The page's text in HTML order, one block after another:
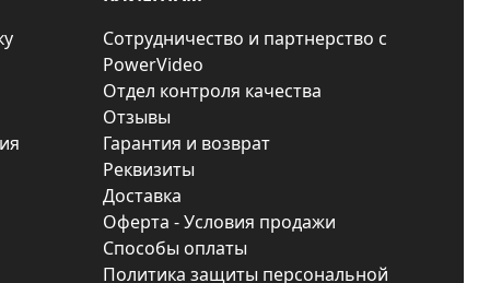
Сотрудничество и партнерство с
PowerVideo
Отдел контроля качества
Отзывы
Гарантия и возврат
Реквизиты
Доставка
Оферта - Условия продажи
Способы оплаты
Политика защиты персональной